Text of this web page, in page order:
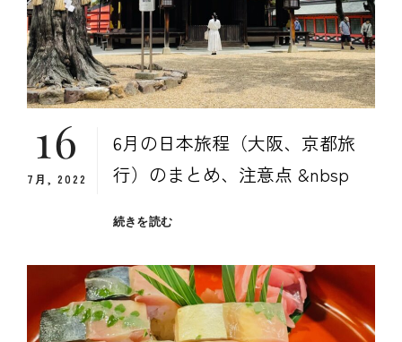
海
道、
食
事
編）
16
7月, 2022
6月の日本旅程（大阪、京都旅
行）のまとめ、注意点 &nbsp
続きを読む６
日
本
旅
程